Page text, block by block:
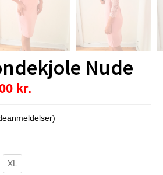
Nude
kr.
XL